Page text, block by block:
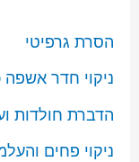
הסרת גרפיטי
ניקוי חדר
הדברת חולדות
ניקוי פחים